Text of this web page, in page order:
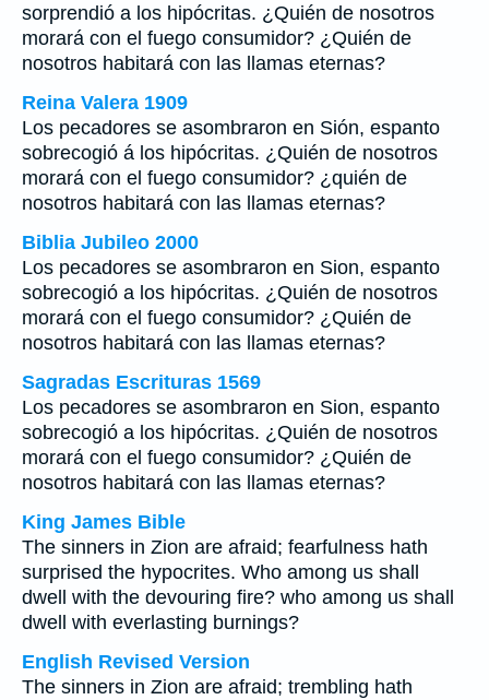
sorprendió a los hipócritas. ¿Quién de nosotros
morará con el fuego consumidor? ¿Quién de
nosotros habitará con las llamas eternas?
Reina Valera 1909
Los pecadores se asombraron en Sión, espanto
sobrecogió á los hipócritas. ¿Quién de nosotros
morará con el fuego consumidor? ¿quién de
nosotros habitará con las llamas eternas?
Biblia Jubileo 2000
Los pecadores se asombraron en Sion, espanto
sobrecogió a los hipócritas. ¿Quién de nosotros
morará con el fuego consumidor? ¿Quién de
nosotros habitará con las llamas eternas?
Sagradas Escrituras 1569
Los pecadores se asombraron en Sion, espanto
sobrecogió a los hipócritas. ¿Quién de nosotros
morará con el fuego consumidor? ¿Quién de
nosotros habitará con las llamas eternas?
King James Bible
The sinners in Zion are afraid; fearfulness hath
surprised the hypocrites. Who among us shall
dwell with the devouring fire? who among us shall
dwell with everlasting burnings?
English Revised Version
The sinners in Zion are afraid; trembling hath